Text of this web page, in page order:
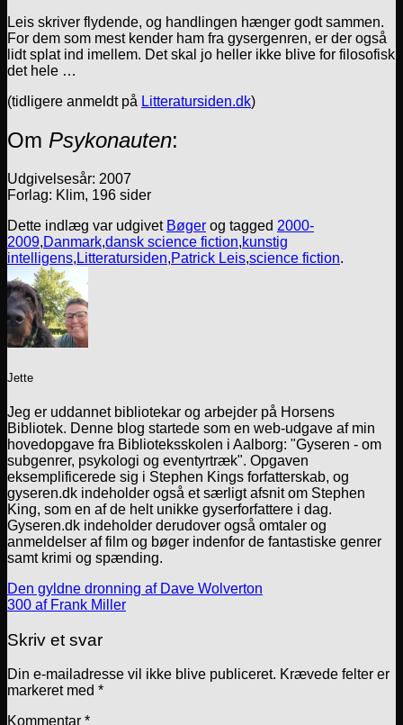
Leis skriver flydende, og handlingen hænger godt sammen.
For dem som mest kender ham fra gysergenren, er der også
lidt splat ind imellem. Det skal jo heller ikke blive for filosofisk
det hele …
(tidligere anmeldt på Litteratursiden.dk)
Om Psykonauten:
Udgivelsesår: 2007
Forlag: Klim, 196 sider
Dette indlæg var udgivet Bøger og tagged 2000-
2009,Danmark,dansk science fiction,kunstig
intelligens, Litteratursiden,Patrick Leis,science fiction.
Jette
Jeg er uddannet bibliotekar og arbejder på Horsens
Bibliotek. Denne blog startede som en web-udgave af min
hovedopgave fra Biblioteksskolen i Aalborg: "Gyseren - om
subgenrer, psykologi og eventyrtræk". Opgaven
eksemplificerede sig i Stephen Kings forfatterskab, og
gyseren.dk indeholder også et særligt afsnit om Stephen
King, som en af de helt unikke gyserforfattere i dag.
Gyseren.dk indeholder derudover også omtaler og
anmeldelser af film og bøger indenfor de fantastiske genrer
samt krimi og spænding.
Den gyldne dronning af Dave Wolverton
300 af Frank Miller
Skriv et svar
Din e-mailadresse vil ikke blive publiceret. Krævede felter er
markeret med *
Kommentar *